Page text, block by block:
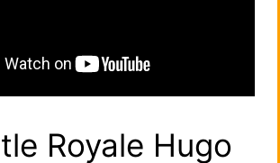
Royale Hugo